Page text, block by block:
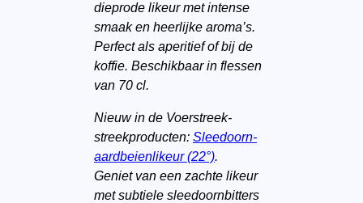
dieprode likeur met intense
smaak en heerlijke aroma’s.
Perfect als aperitief of bij de
koffie. Beschikbaar in flessen
van 70 cl.
Nieuw in de Voerstreek-
streekproducten: Sleedoorn-
aardbeienlikeur (22°).
Geniet van een zachte likeur
met subtiele sleedoornbitters